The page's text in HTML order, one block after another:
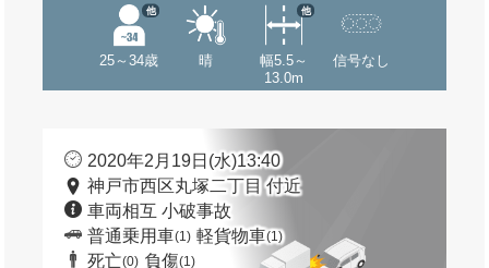
25～34歳
他
晴
幅5.5～
13.0m
他
信号なし
2020年2月19日(水)13:40
神戸市西区丸塚二丁目 付近
車両相互 小破事故
普通乗用車(1) 軽貨物車(1)
死亡(0) 負傷(1)